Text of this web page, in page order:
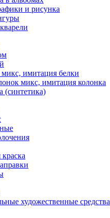
и рисунка
микс, имитация белки
микс, имитация колонка
(синтетика)
художественные средства